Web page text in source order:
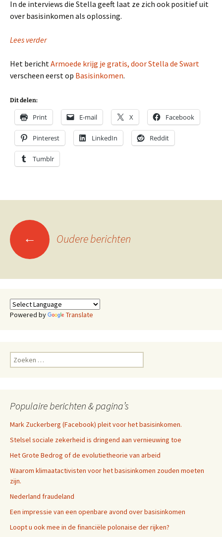
In de interviews die Stella geeft laat ze zich ook positief uit
over basisinkomen als oplossing.
Lees verder
Het berichtArmoede krijg je gratis, door Stella de Swart
verscheen eerst op Basisinkomen.
Dit delen:
Print E-mail X Facebook
Pinterest LinkedIn Reddit
Tumblr
Berichtennavigatie
← Oudere berichten
Powered by Translate
Zoeken
naar:
Populaire berichten & pagina’s
Mark Zuckerberg (Facebook) pleit voor het basisinkomen.
Stelsel sociale zekerheid is dringend aan vernieuwing toe
Het Grote Bedrog of de evolutietheorie van arbeid
Waarom klimaatactivisten voor het basisinkomen zouden moeten
zijn.
Nederland fraudeland
Een impressie van een openbare avond over basisinkomen
Loopt u ook mee in de financiële polonaise der rijken?